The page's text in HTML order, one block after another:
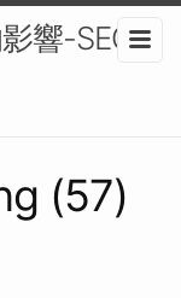
響-SEO
(57)